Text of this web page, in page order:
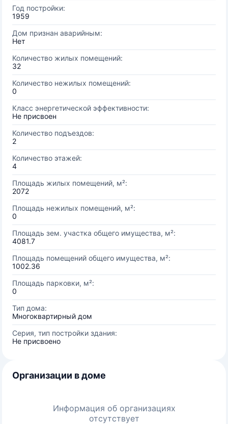
Год постройки:
1959
Дом признан аварийным:
Нет
Количество жилых помещений:
32
Количество нежилых помещений:
0
Класс энергетической эффективности:
Не присвоен
Количество подъездов:
2
Количество этажей:
4
Площадь жилых помещений, м²:
2072
Площадь нежилых помещений, м²:
0
Площадь зем. участка общего имущества, м²:
4081.7
Площадь помещений общего имущества, м²:
1002.36
Площадь парковки, м²:
0
Тип дома:
Многоквартирный дом
Серия, тип постройки здания:
Не присвоено
Организации в доме
Информация об организациях
отсутствует